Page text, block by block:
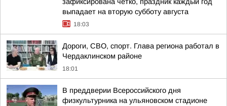
выпадает на вторую субботу августа
18:03
Дороги, СВО, спорт. Глава региона работал в
Чердаклинском районе
18:01
В преддверии Всероссийского дня
физкультурника на ульяновском стадионе